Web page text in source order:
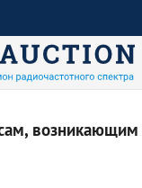
возникающим